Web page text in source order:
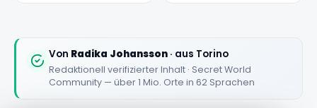
Von Radika Johansson · aus Torino
Redaktionell verifizierter Inhalt · Secret World
Community — über 1 Mio. Orte in 62 Sprachen
★★★★★